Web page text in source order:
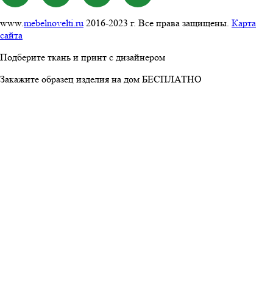
www.mebelnovelti.ru 2016-2023 г. Все права защищены. Карта
сайта
Подберите ткань и принт с дизайнером
Закажите образец изделия на дом БЕСПЛАТНО